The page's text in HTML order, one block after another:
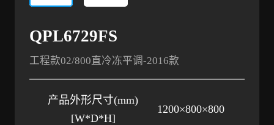
QPL6729FS
工程款02/800直冷冻平调-2016款
产品外形尺寸(mm)
[W*D*H]
1200×800×800